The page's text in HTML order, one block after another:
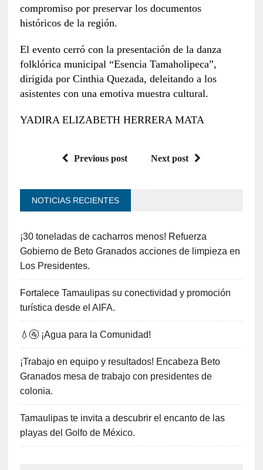
compromiso por preservar los documentos
históricos de la región.
El evento cerró con la presentación de la danza
folklórica municipal “Esencia Tamaholipeca”,
dirigida por Cinthia Quezada, deleitando a los
asistentes con una emotiva muestra cultural.
YADIRA ELIZABETH HERRERA MATA
Previous post Next post
NOTICIAS RECIENTES
¡30 toneladas de cacharros menos! Refuerza
Gobierno de Beto Granados acciones de limpieza en
Los Presidentes.
Fortalece Tamaulipas su conectividad y promoción
turística desde el AIFA.
💧🚰 ¡Agua para la Comunidad!
¡Trabajo en equipo y resultados! Encabeza Beto
Granados mesa de trabajo con presidentes de
colonia.
Tamaulipas te invita a descubrir el encanto de las
playas del Golfo de México.